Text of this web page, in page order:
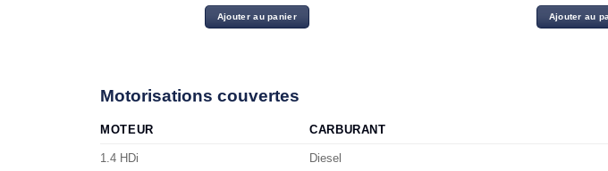
Ajouter au panier Ajouter au
Motorisations couvertes
MOTEUR CARBURANT
1.4 HDi Diesel